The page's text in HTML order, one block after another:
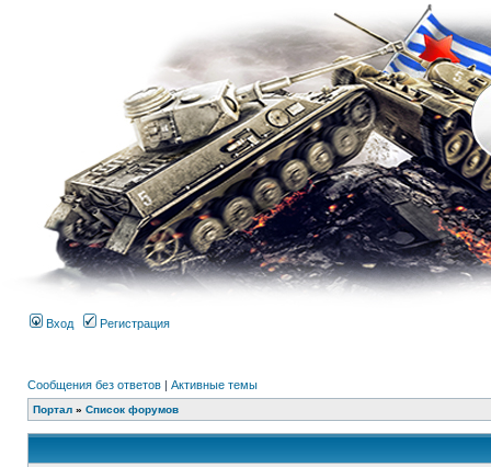
Вход Регистрация
Сообщения без ответов | Активные темы
Портал » Список форумов